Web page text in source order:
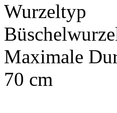
Wurzeltyp
Maximale
70 cm